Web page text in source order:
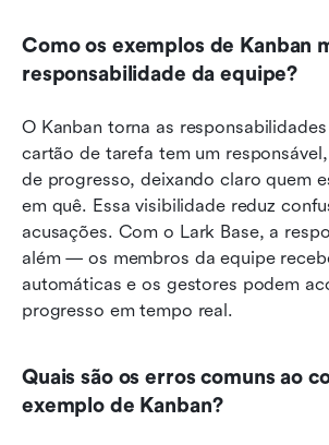
Como os exemplos de Kanban
responsabilidade da equipe?
O Kanban torna as
cartão de tarefa tem um
de progresso, deixando claro quem
em quê. Essa visibilidade reduz
acusações. Com o Lark Base, a
além — os membros da equipe
automáticas e os gestores podem
progresso em tempo real.
Quais são os erros comuns ao
exemplo de Kanban?